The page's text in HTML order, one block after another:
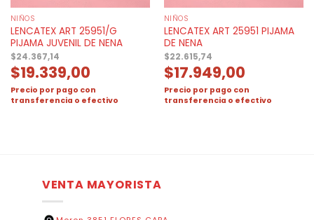
NIÑOS
LENCATEX ART 25951/G
PIJAMA JUVENIL DE NENA
$24.367,14
$19.339,00
Precio por pago con
transferencia o efectivo
NIÑOS
LENCATEX ART 25951 PIJAMA
DE NENA
$22.615,74
$17.949,00
Precio por pago con
transferencia o efectivo
VENTA MAYORISTA